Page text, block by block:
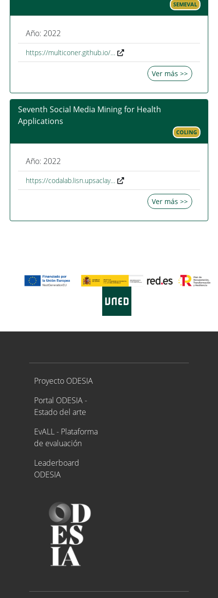
SEMEVAL
Año: 2022
https://multiconer.github.io/…
Ver más >>
Seventh Social Media Mining for Health
Applications
COLING
Año: 2022
https://codalab.lisn.upsaclay…
Ver más >>
Proyecto ODESIA
Proyecto ODESIA
Portal ODESIA -
Estado del arte
EvALL - Plataforma
de evaluación
Leaderboard
ODESIA